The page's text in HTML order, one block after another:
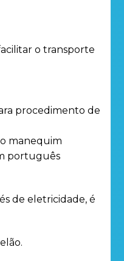
o transporte
procedimento de
manequim
português
de eletricidade, é